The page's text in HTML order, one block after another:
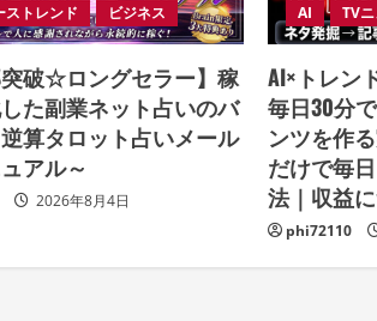
ストレンド ビジネス
突破☆ロングセラー】稼
た副業ネット占いのバ
算タロット占いメール
アル～
2026年8月4日
AI TV
AI×トレン
毎日30分
ンツを作
だけで毎
法｜収益
phi72110